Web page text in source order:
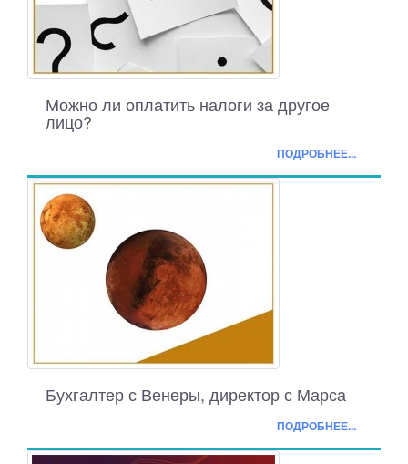
Можно ли оплатить налоги за другое
лицо?
ПОДРОБНЕЕ...
Бухгалтер с Венеры, директор с Марса
ПОДРОБНЕЕ...